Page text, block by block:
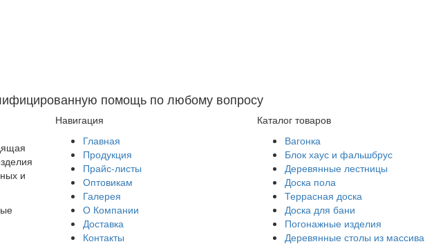
помощь по любому вопросу
и
Навигация
Главная
Продукция
Прайс-листы
Оптовикам
Галерея
О Компании
Доставка
Контакты
Каталог товаров
Вагонка
Блок хаус и фальшбрус
Деревянные лестницы
Доска пола
Террасная доска
Доска для бани
Погонажные изделия
Деревянные столы из массива